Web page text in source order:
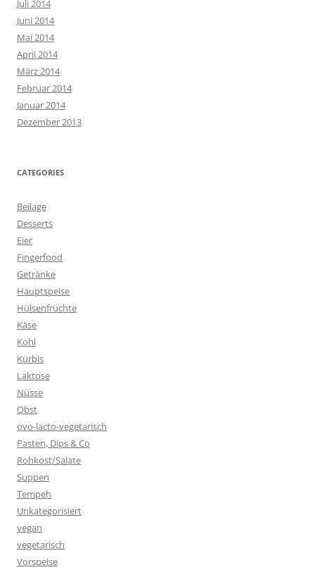
Juli 2014
Juni 2014
Mai 2014
April 2014
März 2014
Februar 2014
Januar 2014
Dezember 2013
CATEGORIES
Beilage
Desserts
Eier
Fingerfood
Getränke
Hauptspeise
Hülsenfrüchte
Käse
Kohl
Kürbis
Laktose
Nüsse
Obst
ovo-lacto-vegetarisch
Pasten, Dips & Co
Rohkost/Salate
Suppen
Tempeh
Unkategorisiert
vegan
vegetarisch
Vorspeise